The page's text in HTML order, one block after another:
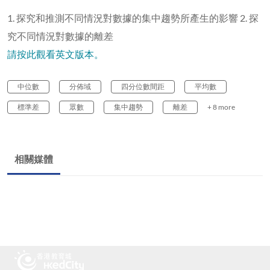
1. 探究和推測不同情況對數據的集中趨勢所產生的影響 2. 探
究不同情況對數據的離差
請按此觀看英文版本。
中位數 分佈域 四分位數間距 平均數
標準差 眾數 集中趨勢 離差 + 8 more
相關媒體